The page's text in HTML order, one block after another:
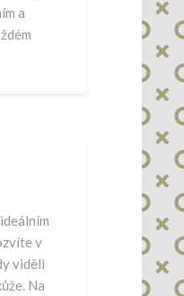
a
v
viděli
Na